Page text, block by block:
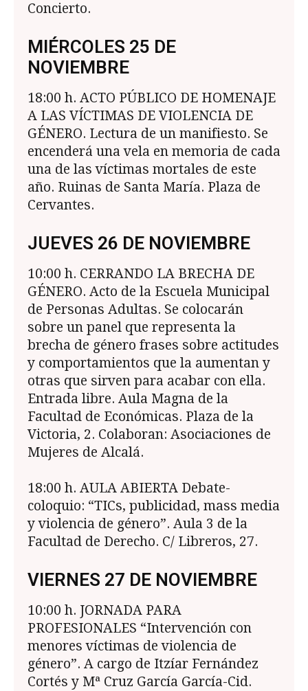
Concierto.
MIÉRCOLES 25 DE
NOVIEMBRE
18:00 h. ACTO PÚBLICO DE HOMENAJE
A LAS VÍCTIMAS DE VIOLENCIA DE
GÉNERO. Lectu­ra de un manifiesto. Se
encenderá una vela en memoria de cada
una de las víctimas mortales de este
año. Ruinas de Santa María. Plaza de
Cervantes.
JUEVES 26 DE NOVIEMBRE
10:00 h. CERRANDO LA BRECHA DE
GÉNE­RO. Acto de la Escuela Municipal
de Personas Adultas. Se colocarán
sobre un panel que repre­senta la
brecha de género frases sobre actitudes
y comportamientos que la aumentan y
otras que sirven para acabar con ella.
Entrada libre. Aula Magna de la
Facultad de Económicas. Plaza de la
Victoria, 2. Colaboran: Asociaciones de
Mujeres de Alcalá.
18:00 h. AULA ABIERTA Debate-
coloquio: “TICs, publicidad, mass media
y violencia de género”. Aula 3 de la
Facultad de Derecho. C/ Libreros, 27.
VIERNES 27 DE NOVIEMBRE
10:00 h. JORNADA PARA
PROFESIONALES “In­tervención con
menores víctimas de violencia de
género”. A cargo de Itzíar Fernández
Cortés y Mª Cruz García García-Cid.